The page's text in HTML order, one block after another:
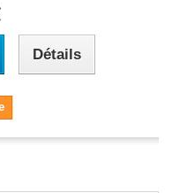
Détails